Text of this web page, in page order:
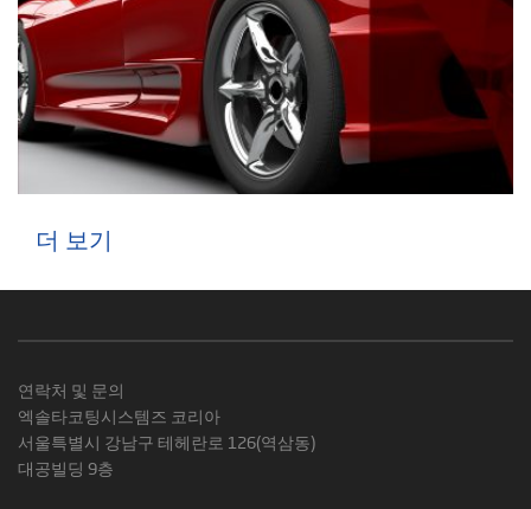
더 보기
연락처 및 문의
엑솔타코팅시스템즈 코리아
서울특별시 강남구 테헤란로 126(역삼동)
대공빌딩 9층